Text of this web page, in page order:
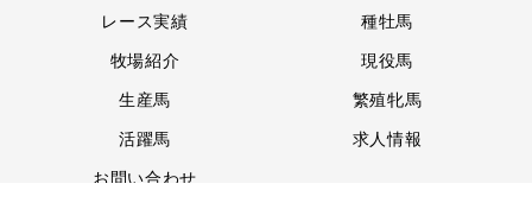
レース実績 種牡馬
牧場紹介 現役馬
生産馬 繁殖牝馬
活躍馬 求人情報
お問い合わせ